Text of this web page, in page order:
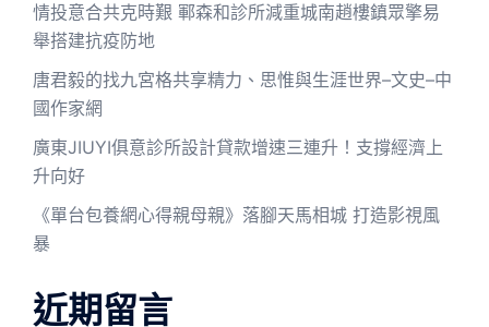
情投意合共克時艱 鄆森和診所減重城南趙樓鎮眾擎易
舉搭建抗疫防地
唐君毅的找九宮格共享精力、思惟與生涯世界–文史–中
國作家網
廣東JIUYI俱意診所設計貸款增速三連升！支撐經濟上
升向好
《單台包養網心得親母親》落腳天馬相城 打造影視風
暴
近期留言